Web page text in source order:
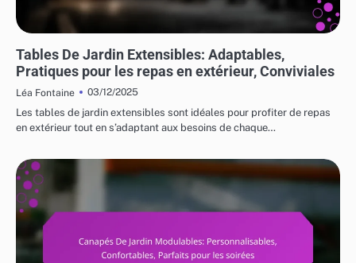
Tables De Jardin Extensibles: Adaptables,
Pratiques pour les repas en extérieur, Conviviales
Léa Fontaine
03/12/2025
Les tables de jardin extensibles sont idéales pour profiter de repas
en extérieur tout en s’adaptant aux besoins de chaque…